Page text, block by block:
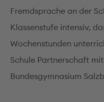
Fremdsprache an der
Klassenstufe intensiv,
Wochenstunden
Schule Partnerschaft
Bundesgymnasium